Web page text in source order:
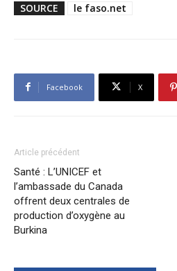
SOURCE le faso.net
Facebook X
Article précédent
Santé : L’UNICEF et
l’ambassade du Canada
offrent deux centrales de
production d’oxygène au
Burkina